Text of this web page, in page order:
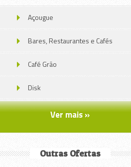
Açougue
Bares, Restaurantes e Cafés
Café Grão
Disk
Grãos
Massas
Massas2
Ver mais »
Outras Ofertas